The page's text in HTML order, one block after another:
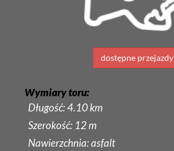
dostępne przejazdy
Wymiary toru:
Długość: 4.10 km
Szerokość: 12 m
Nawierzchnia: asfalt